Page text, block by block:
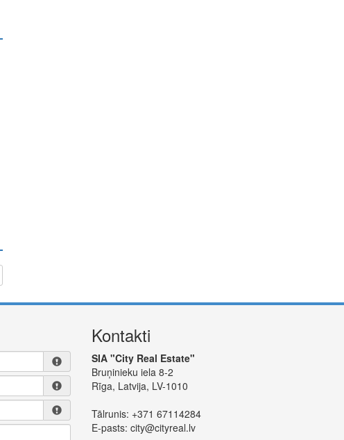
Kontakti
SIA "City Real Estate"
Bruņinieku iela 8-2
Rīga, Latvija, LV-1010
Tālrunis: +371 67114284
E-pasts: city@cityreal.lv